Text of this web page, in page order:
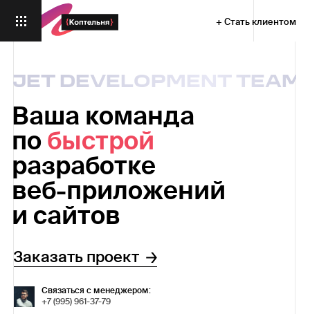
+ Стать клиентом
JET DEVELOPMENT TEAM
Ваша команда
по быстрой
разработке
веб-⁠приложений
и сайтов
Заказать проект
Связаться с менеджером:
+7 (995) 961-37-79